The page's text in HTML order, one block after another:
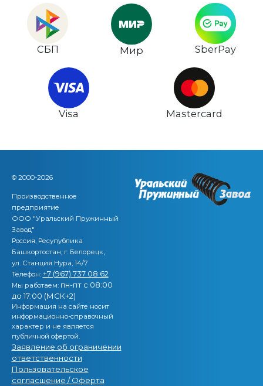
СБП Мир SberPay
Visa Mastercard
© 2000-2026
Производственное
предприятие
ООО "Уральский Пружинный
Завод"
Россия, Ресупублика
Башкортостан, г. Белорецк,
ул. Станция Нура, 14/7
Телефон: +7 (967) 737 08 62
Мы работаем: пн-пт с 08:00
до 17:00 (МСК+2)
Информация на сайте носит
информационно-справочный
характер и не является
публичной офертой.
Заявление об ограничении
ответственности
Пользовательское
согласшение / Оферта